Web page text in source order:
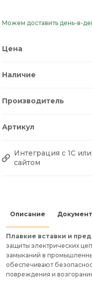
Можем доставить день-в-
Цена
Наличие
Производитель
Артикул
Интеграция с 1С или
сайтом
Описание
Плавкие вставки и
защиты электрических
замыканий в
обеспечивают
повреждения и